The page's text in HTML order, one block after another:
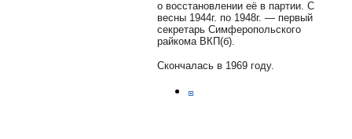
о восстановлении её в партии. С
весны 1944г. по 1948г. — первый
секретарь Симферопольского
райкома ВКП(б).
Скончалась в 1969 году.